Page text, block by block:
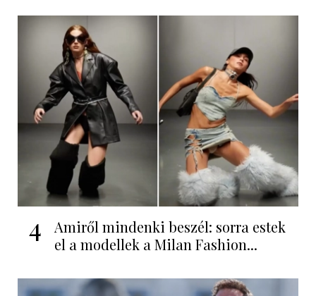
4
Amiről mindenki beszél: sorra estek
el a modellek a Milan Fashion...